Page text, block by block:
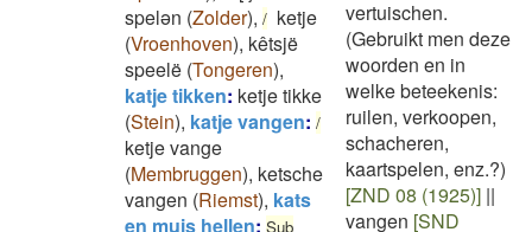
spelən (Zolder), / ketje
(Vroenhoven), kêtsjë
speelë (Tongeren),
katje tikken: ketje tikke
(Stein), katje vangen: /
ketje vange
(Membruggen), ketsche
vangen (Riemst), kats
en muis hellen: Sub
vertuischen.
(Gebruikt men deze
woorden en in
welke beteekenis:
ruilen, verkoopen,
schacheren,
kaartspelen, enz.?)
[ZND 08 (1925)] ||
vangen [SND